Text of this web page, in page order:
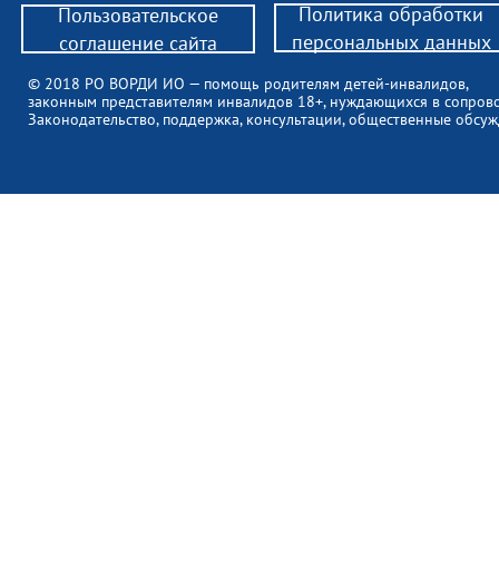
© 2018 РО ВОРДИ ИО — помощь родителям детей-инвалидов,
законным представителям инвалидов 18+, нуждающихся в
Законодательство, поддержка, консультации, общественные
Пользовательское
соглашение сайта
Политика обработки
персональных данных